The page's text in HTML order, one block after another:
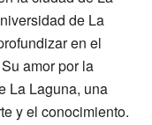
de La
en el
amor por la
La Laguna, una
y el conocimiento.